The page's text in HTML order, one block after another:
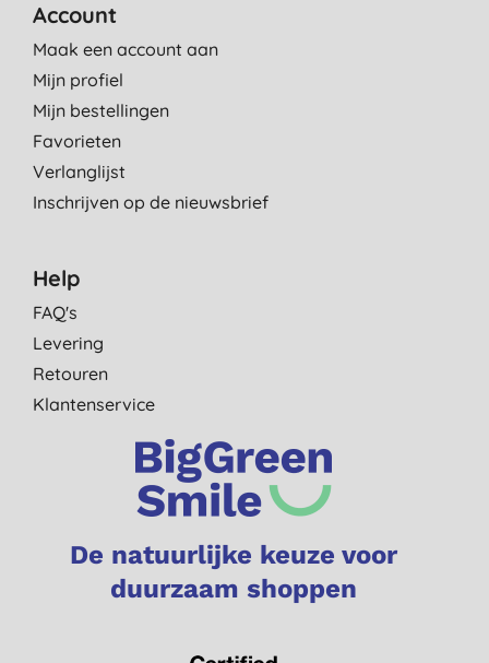
Account
Maak een account aan
Mijn profiel
Mijn bestellingen
Favorieten
Verlanglijst
Inschrijven op de nieuwsbrief
Help
FAQ's
Levering
Retouren
Klantenservice
De natuurlijke keuze voor
duurzaam shoppen